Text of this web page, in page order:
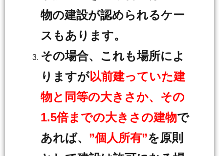
物の建設が認められるケー
スもあります。
その場合、これも場所によ
りますが以前建っていた建
物と同等の大きさか、その
1.5倍までの大きさの建物で
あれば、 ”個人所有”を原則